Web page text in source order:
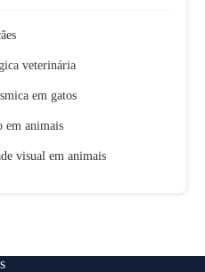
veterinária
em gatos
em animais
visual em animais